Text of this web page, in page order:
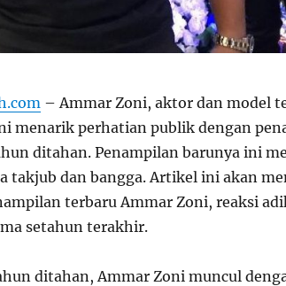
– Ammar Zoni, aktor dan model
menarik perhatian publik dengan
ditahan. Penampilan barunya ini
takjub dan bangga. Artikel ini akan
terbaru Ammar Zoni, reaksi
setahun terakhir.
ditahan, Ammar Zoni muncul